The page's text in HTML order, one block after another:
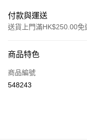
付款與運送
送貨上門滿HK$250.00免
信用卡
Apple Pay
商品特色
商品編號
548243